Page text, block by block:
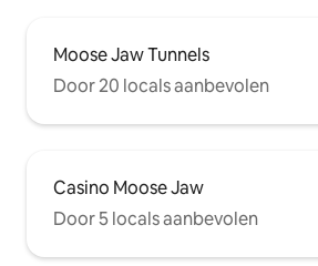
Moose Jaw Tunnels
Door 20 locals aanbevolen
Casino Moose Jaw
Door 5 locals aanbevolen